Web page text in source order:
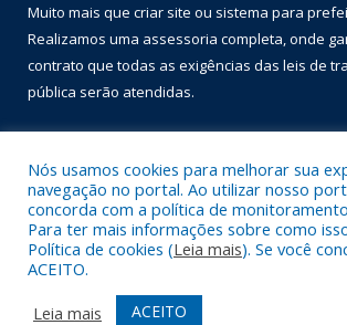
Muito mais que criar site ou sistema para
Realizamos uma assessoria completa, onde
contrato que todas as exigências das leis de
pública serão atendidas.
Todos os direitos reservados a Prefeitura
Mapa do Site
Acessar Área Administrativa
Nós usamos cookies para melhorar sua
navegação no portal. Ao utilizar nosso
concorda com a política de
Para ter mais informações sobre como
Política de cookies (Leia mais). Se você
ACEITO.
Leia mais
ACEITO